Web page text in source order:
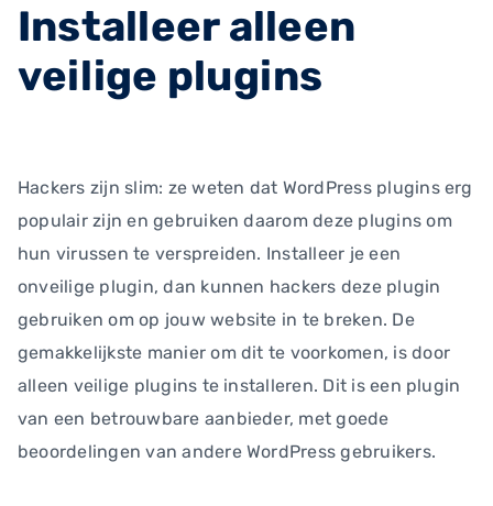
Installeer alleen
veilige plugins
Hackers zijn slim: ze weten dat WordPress plugins erg
populair zijn en gebruiken daarom deze plugins om
hun virussen te verspreiden. Installeer je een
onveilige plugin, dan kunnen hackers deze plugin
gebruiken om op jouw website in te breken. De
gemakkelijkste manier om dit te voorkomen, is door
alleen veilige plugins te installeren. Dit is een plugin
van een betrouwbare aanbieder, met goede
beoordelingen van andere WordPress gebruikers.